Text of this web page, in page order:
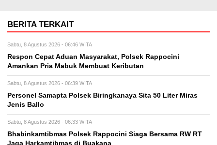
BERITA TERKAIT
Sabtu, 8 Agustus 2026 - 06:46 WITA
Respon Cepat Aduan Masyarakat, Polsek Rappocini
Amankan Pria Mabuk Membuat Keributan
Sabtu, 8 Agustus 2026 - 06:39 WITA
Personel Samapta Polsek Biringkanaya Sita 50 Liter Miras
Jenis Ballo
Sabtu, 8 Agustus 2026 - 06:33 WITA
Bhabinkamtibmas Polsek Rappocini Siaga Bersama RW RT
Jaga Harkamtibmas di Buakana